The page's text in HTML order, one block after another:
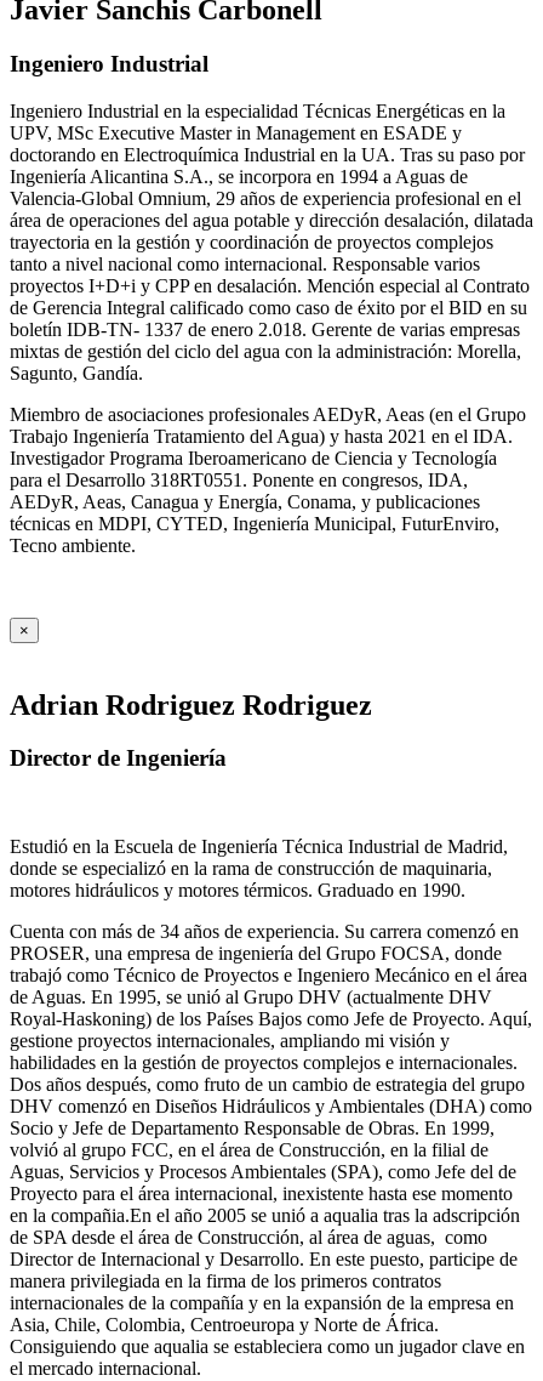
Javier Sanchis Carbonell
Ingeniero Industrial
Ingeniero Industrial en la especialidad Técnicas Energéticas en la
UPV, MSc Executive Master in Management en ESADE y
doctorando en Electroquímica Industrial en la UA. Tras su paso por
Ingeniería Alicantina S.A., se incorpora en 1994 a Aguas de
Valencia-Global Omnium, 29 años de experiencia profesional en el
área de operaciones del agua potable y dirección desalación, dilatada
trayectoria en la gestión y coordinación de proyectos complejos
tanto a nivel nacional como internacional. Responsable varios
proyectos I+D+i y CPP en desalación. Mención especial al Contrato
de Gerencia Integral calificado como caso de éxito por el BID en su
boletín IDB-TN- 1337 de enero 2.018. Gerente de varias empresas
mixtas de gestión del ciclo del agua con la administración: Morella,
Sagunto, Gandía.
Miembro de asociaciones profesionales AEDyR, Aeas (en el Grupo
Trabajo Ingeniería Tratamiento del Agua) y hasta 2021 en el IDA.
Investigador Programa Iberoamericano de Ciencia y Tecnología
para el Desarrollo 318RT0551. Ponente en congresos, IDA,
AEDyR, Aeas, Canagua y Energía, Conama, y publicaciones
técnicas en MDPI, CYTED, Ingeniería Municipal, FuturEnviro,
Tecno ambiente.
×
Adrian Rodriguez Rodriguez
Director de Ingeniería
Estudió en la Escuela de Ingeniería Técnica Industrial de Madrid,
donde se especializó en la rama de construcción de maquinaria,
motores hidráulicos y motores térmicos. Graduado en 1990.
Cuenta con más de 34 años de experiencia. Su carrera comenzó en
PROSER, una empresa de ingeniería del Grupo FOCSA, donde
trabajó como Técnico de Proyectos e Ingeniero Mecánico en el área
de Aguas. En 1995, se unió al Grupo DHV (actualmente DHV
Royal-Haskoning) de los Países Bajos como Jefe de Proyecto. Aquí,
gestione proyectos internacionales, ampliando mi visión y
habilidades en la gestión de proyectos complejos e internacionales.
Dos años después, como fruto de un cambio de estrategia del grupo
DHV comenzó en Diseños Hidráulicos y Ambientales (DHA) como
Socio y Jefe de Departamento Responsable de Obras. En 1999,
volvió al grupo FCC, en el área de Construcción, en la filial de
Aguas, Servicios y Procesos Ambientales (SPA), como Jefe del de
Proyecto para el área internacional, inexistente hasta ese momento
en la compañia.En el año 2005 se unió a aqualia tras la adscripción
de SPA desde el área de Construcción, al área de aguas, como
Director de Internacional y Desarrollo. En este puesto, participe de
manera privilegiada en la firma de los primeros contratos
internacionales de la compañía y en la expansión de la empresa en
Asia, Chile, Colombia, Centroeuropa y Norte de África.
Consiguiendo que aqualia se estableciera como un jugador clave en
el mercado internacional.